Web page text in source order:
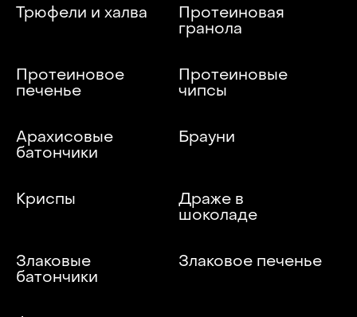
Трюфели и халва
Протеиновая
гранола
Протеиновое
печенье
Протеиновые
чипсы
Арахисовые
батончики
Брауни
Криспы
Драже в
шоколаде
Злаковые
батончики
Злаковое печенье